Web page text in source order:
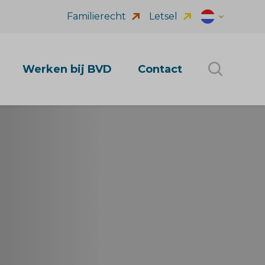
Werken bij BVD Contact
Familierecht Letsel Dutch